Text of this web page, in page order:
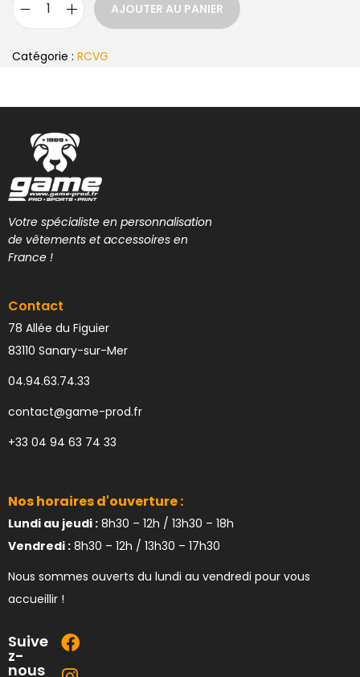
AJOUTER AU PANIER
Catégorie : RCVG
Votre spécialiste en personnalisation
de vêtements et accessoires en
France !
Contact
78 Allée du Figuier
83110 Sanary-sur-Mer
04.94.63.74.33
contact@game-prod.fr
+33 04 94 63 74 33
Nos horaires d'ouverture :
Lundi au jeudi : 8h30 – 12h / 13h30 – 18h
Vendredi : 8h30 – 12h / 13h30 – 17h30
Nous sommes ouverts du lundi au vendredi pour vous
accueillir !
Suive
z-
nous